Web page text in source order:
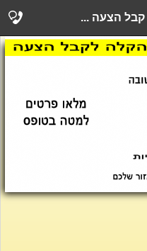
קבל הצעה ...